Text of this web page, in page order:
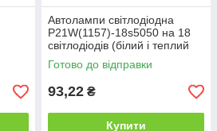
Автолампи світлодіодна
P21W(1157)-18s5050 на 18
світлодіодів (білий і теплий
білий)
Готово до відправки
93,22 ₴
Купити